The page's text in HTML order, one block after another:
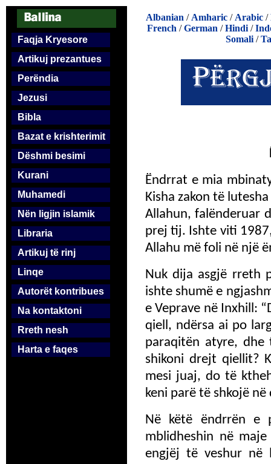
Faqja Kryesore
Artikuj prezantues
Perëndia
Jezusi
Bibla
Bazat e krishterimit
Dëshmi besimi
Kurani
Muhamedi
Nën ligjin islamik
Libraria
Artikuj të rinj
Linqe
Autorët kontribues
Na kontaktoni
Rreth nesh
Harta e faqes
Albanian / Amharic / Arabic /
French /German /Hindi /
Somali/
Ëndrrat e mia
Kisha zakon të
Allahun, falënderuar
prej tij. Ishte viti
Allahu më foli në një
Nuk dija asgjë rreth
ishte shumë e
e Veprave në Inxhill:
qiell, ndërsa ai po
paraqitën atyre, dhe
shikoni drejt qiellit?
mesi juaj, do të
keni parë të shkojë
Në këtë ëndrrën
mblidheshin në
engjëj të veshur në